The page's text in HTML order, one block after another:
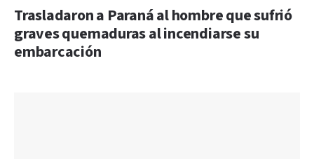
Trasladaron a Paraná al hombre que sufrió
graves quemaduras al incendiarse su
embarcación